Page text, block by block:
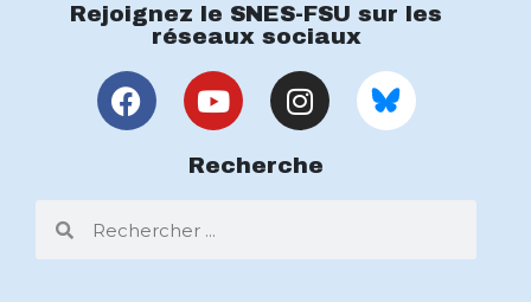
Rejoignez le SNES-FSU sur les
réseaux sociaux
Recherche